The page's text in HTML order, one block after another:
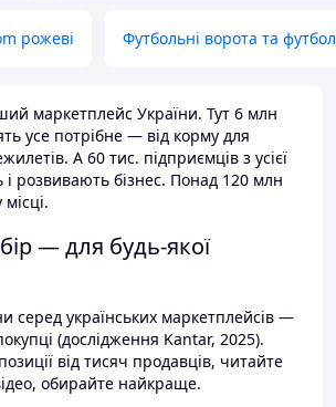
рожеві Футбольні ворота та
маркетплейс України. Тут 6 млн
усе потрібне — від корму для
А 60 тис. підприємців з усієї
розвивають бізнес. Понад 120 млн
— для будь-якої
серед українських маркетплейсів —
(дослідження Kantar, 2025).
від тисяч продавців, читайте
обирайте найкраще.